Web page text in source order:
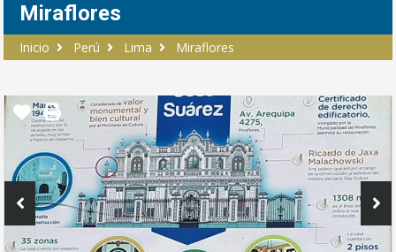
Miraflores
Inicio Perú Lima Miraflores